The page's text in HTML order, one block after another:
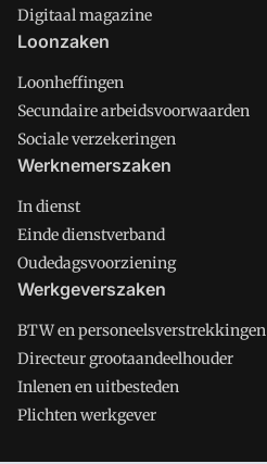
Digitaal magazine
Loonzaken
Loonheffingen
Secundaire arbeidsvoorwaarden
Sociale verzekeringen
Werknemerszaken
In dienst
Einde dienstverband
Oudedagsvoorziening
Werkgeverszaken
BTW en personeelsverstrekkingen
Directeur grootaandeelhouder
Inlenen en uitbesteden
Plichten werkgever